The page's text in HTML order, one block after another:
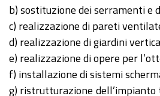
b) sostituzione dei serramenti e
c) realizzazione di pareti
d) realizzazione di giardini
e) realizzazione di opere per
f) installazione di sistemi
g) ristrutturazione dell’impianto